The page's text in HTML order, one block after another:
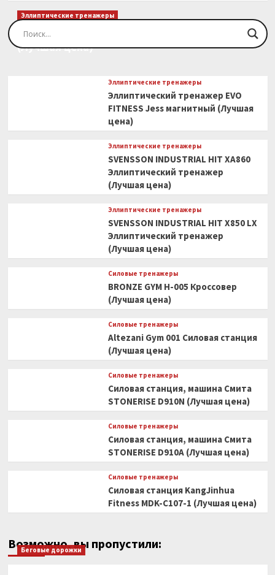
Эллиптические тренажеры
Эллиптический тренажер EVO FITNESS Orion
(Лучшая цена)
Эллиптические тренажеры
Эллиптический тренажер EVO
FITNESS Jess магнитный (Лучшая
цена)
Эллиптические тренажеры
SVENSSON INDUSTRIAL HIT XA860
Эллиптический тренажер
(Лучшая цена)
Эллиптические тренажеры
SVENSSON INDUSTRIAL HIT X850 LX
Эллиптический тренажер
(Лучшая цена)
Силовые тренажеры
BRONZE GYM H-005 Кроссовер
(Лучшая цена)
Силовые тренажеры
Altezani Gym 001 Силовая станция
(Лучшая цена)
Силовые тренажеры
Силовая станция, машина Смита
STONERISE D910N (Лучшая цена)
Силовые тренажеры
Силовая станция, машина Смита
STONERISE D910A (Лучшая цена)
Силовые тренажеры
Силовая станция KangJinhua
Fitness MDK-C107-1 (Лучшая цена)
Возможно, вы пропустили:
Беговые дорожки